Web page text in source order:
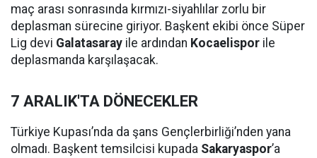
maç arası sonrasında kırmızı-siyahlılar zorlu bir
deplasman sürecine giriyor. Başkent ekibi önce Süper
Lig devi Galatasaray ile ardından Kocaelispor ile
deplasmanda karşılaşacak.
7 ARALIK'TA DÖNECEKLER
Türkiye Kupası’nda da şans Gençlerbirliği’nden yana
olmadı. Başkent temsilcisi kupada Sakaryaspor’a